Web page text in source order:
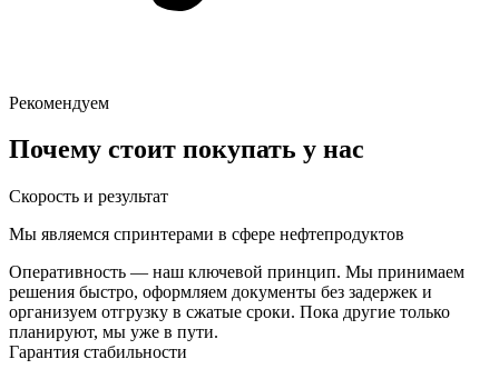
Рекомендуем
Почему стоит покупать у нас
Скорость и результат
Мы являемся спринтерами в сфере нефтепродуктов
Оперативность — наш ключевой принцип. Мы принимаем
решения быстро, оформляем документы без задержек и
организуем отгрузку в сжатые сроки. Пока другие только
планируют, мы уже в пути.
Гарантия стабильности